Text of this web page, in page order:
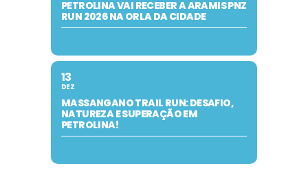
PETROLINA VAI RECEBER A ARAMIS PNZ
RUN 2026 NA ORLA DA CIDADE
13
DEZ
MASSANGANO TRAIL RUN: DESAFIO,
NATUREZA E SUPERAÇÃO EM
PETROLINA!